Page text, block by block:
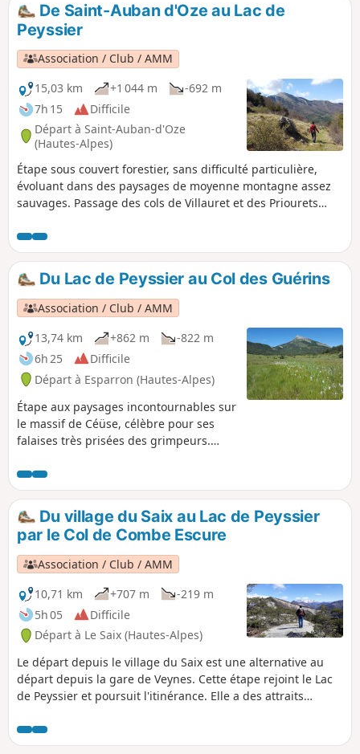
De Saint-Auban d'Oze au Lac de
Peyssier
Association / Club / AMM
15,03 km
+1 044 m
-692 m
7h 15
Difficile
Départ à Saint-Auban-d'Oze
(Hautes-Alpes)
Étape sous couvert forestier, sans difficulté particulière,
évoluant dans des paysages de moyenne montagne assez
sauvages. Passage des cols de Villauret et des Priourets
Lac de Peyssier. Découverte du massif d'Aujour à la
descente du Col des Priourets.
Du Lac de Peyssier au Col des Guérins
Association / Club / AMM
13,74 km
+862 m
-822 m
6h 25
Difficile
Départ à Esparron (Hautes-Alpes)
Étape aux paysages incontournables sur
le massif de Céüse, célèbre pour ses
falaises très prisées des grimpeurs.
montagne d'Aujour et sur la vallée de la
Durance. Depuis la plaine de Peyssier
en passant par le Col des Garcins,
l'itinéraire descend au village
d’Esparron et gravit le Col de la Baume
et le Col de Bois Rien pour accéder au
Col des Guérins, au dessus du village de
Sigoyer.
Du village du Saix au Lac de Peyssier
par le Col de Combe Escure
Association / Club / AMM
10,71 km
+707 m
-219 m
5h 05
Difficile
Départ à Le Saix (Hautes-Alpes)
Le départ depuis le village du Saix est une alternative au
départ depuis la gare de Veynes. Cette étape rejoint le Lac
de Peyssier et poursuit l'itinérance. Elle a des attraits
du Gouravour, vues inédites sur la vallée du Buëch et le
massif du Dévoluy, traversée de l'ancien hameau de la